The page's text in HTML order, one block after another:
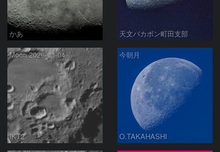
かあ 天文バカボン町田支部
Moon 2026-08-04
IKT2
今朝月
O.TAKAHASHI